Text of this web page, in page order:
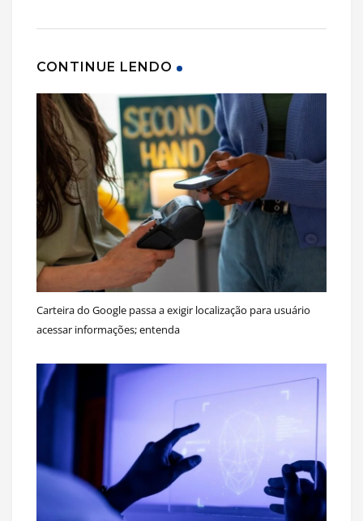
CONTINUE LENDO
Carteira do Google passa a exigir localização para usuário
acessar informações; entenda